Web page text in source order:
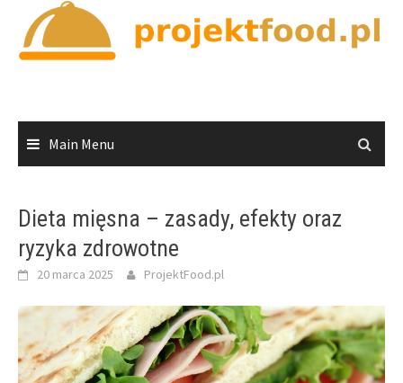
content
Main Menu
Dieta mięsna – zasady, efekty oraz
ryzyka zdrowotne
20 marca 2025 ProjektFood.pl